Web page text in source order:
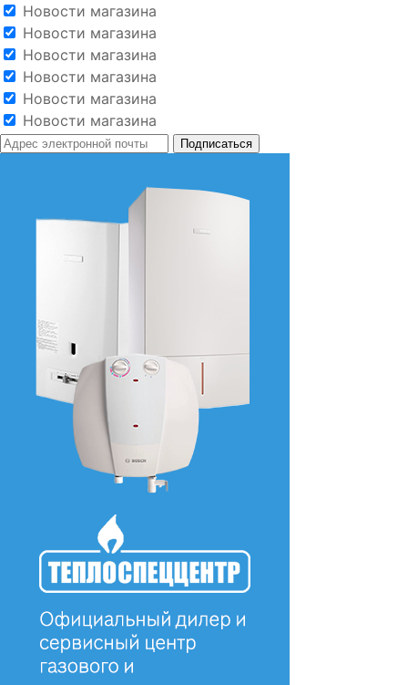
Новости магазина
Новости магазина
Новости магазина
Новости магазина
Новости магазина
Новости магазина